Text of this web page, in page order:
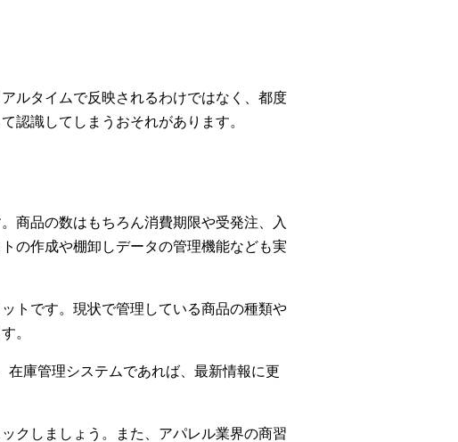
ルタイムで反映されるわけではなく、都度
認識してしまうおそれがあります。
商品の数はもちろん消費期限や受発注、入
の作成や棚卸しデータの管理機能なども実
トです。現状で管理している商品の種類や
。
在庫管理システムであれば、最新情報に更
クしましょう。また、アパレル業界の商習